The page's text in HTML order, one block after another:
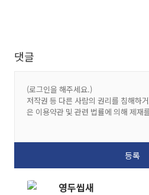
댓글
영두씹새